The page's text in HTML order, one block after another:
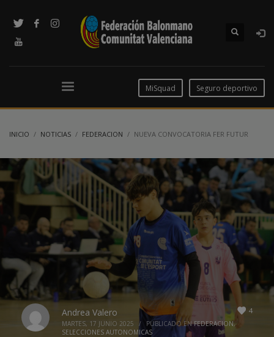
MiSquad Seguro deportivo
INICIO NOTICIAS FEDERACION NUEVA CONVOCATORIA FER FUTUR
4
Andrea Valero
MARTES, 17 JUNIO 2025 / PUBLICADO ENFEDERACION,
SELECCIONES AUTONOMICAS